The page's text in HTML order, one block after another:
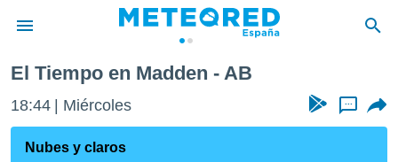
de
por
El Tiempo en Madden - AB
18:44 Miércoles ...
Nubes y claros